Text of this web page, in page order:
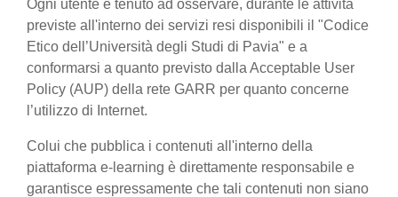
Ogni utente è tenuto ad osservare, durante le attività
previste all'interno dei servizi resi disponibili il "Codice
Etico dell’Università degli Studi di Pavia" e a
conformarsi a quanto previsto dalla Acceptable User
Policy (AUP) della rete GARR per quanto concerne
l’utilizzo di Internet.
Colui che pubblica i contenuti all'interno della
piattaforma e-learning è direttamente responsabile e
garantisce espressamente che tali contenuti non siano